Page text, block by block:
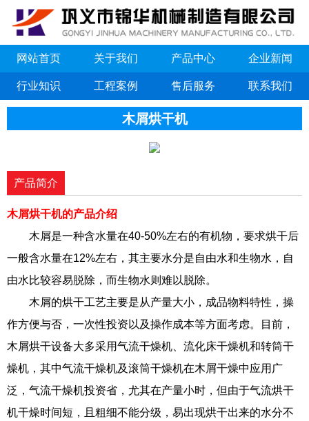
网站首页 关于我们 产品中心 企业新闻
行业知识 工程案例 售后服务 联系我们
木屑烘干机
产品简介
木屑烘干机的产品介绍
木屑是一种含水量在40-50%左右的有机物，要求烘干后
一般含水量在12%左右，其主要水分是自由水和生物水，自
由水比较容易脱除，而生物水则难以脱除。
木屑的烘干工艺主要是从产量大小，成品物料特性，操
作方便与否，一次性投资以及操作成本等方面考虑。目前，
木屑烘干设备大多采用气流干燥机、流化床干燥机和转筒干
燥机，其中气流干燥机及滚筒干燥机在木屑干燥中应用广
泛，气流干燥机投资省，尤其在产量小时，但由于气流烘干
机干燥时间短，且粗细不能分级，易出现烘干出来的水分不